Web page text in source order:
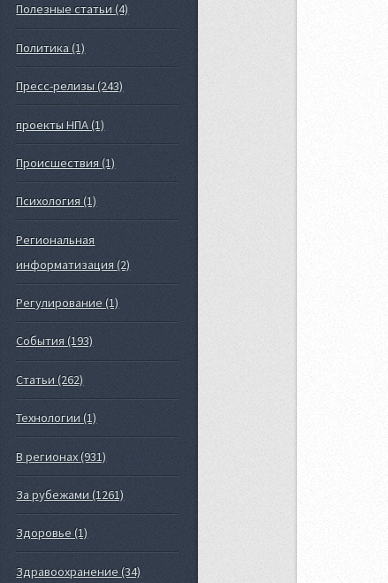
Полезные статьи (4)
Политика (1)
Пресс-релизы (243)
проекты НПА (1)
Происшествия (1)
Психология (1)
Региональная
информатизация (2)
Регулирование (1)
События (193)
Статьи (262)
Технологии (1)
В регионах (931)
За рубежами (1261)
Здоровье (1)
Здравоохранение (34)